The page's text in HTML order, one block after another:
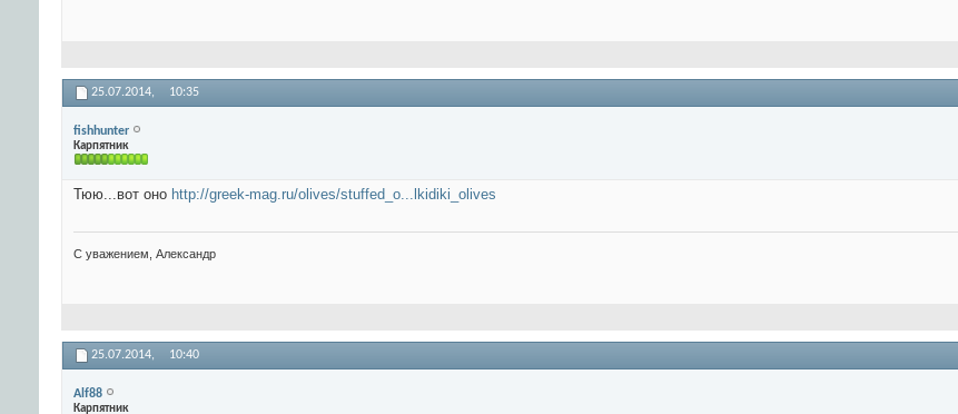
25.07.2014, 10:35
fishhunter
Карпятник
Тюю...вот оно http://greek-mag.ru/olives/stuffed_o...lkidiki_olives
С уважением, Александр
25.07.2014, 10:40
Alf88
Карпятник